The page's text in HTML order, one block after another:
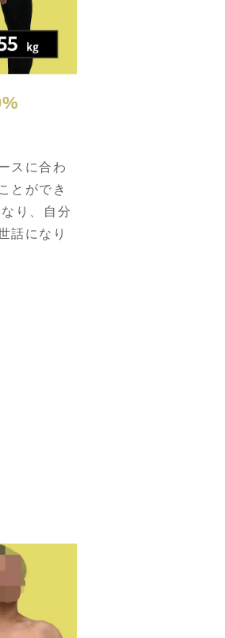
スに合わ
とができ
り、自分
話になり